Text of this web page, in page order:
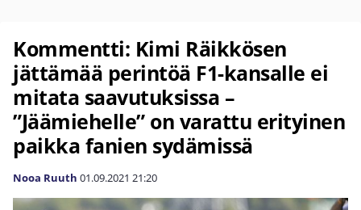
Kommentti: Kimi Räikkösen
jättämää perintöä F1-kansalle ei
mitata saavutuksissa –
”Jäämiehelle” on varattu erityinen
paikka fanien sydämissä
Nooa Ruuth 01.09.2021 21:20